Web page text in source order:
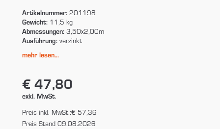
Artikelnummer:201198
Gewicht:11,5 kg
Abmessungen:3,50x2,00m
Ausführung:verzinkt
mehr lesen...
€ 47,80
exkl. MwSt.
Preis inkl. MwSt.:€ 57,36
Preis Stand 09.08.2026